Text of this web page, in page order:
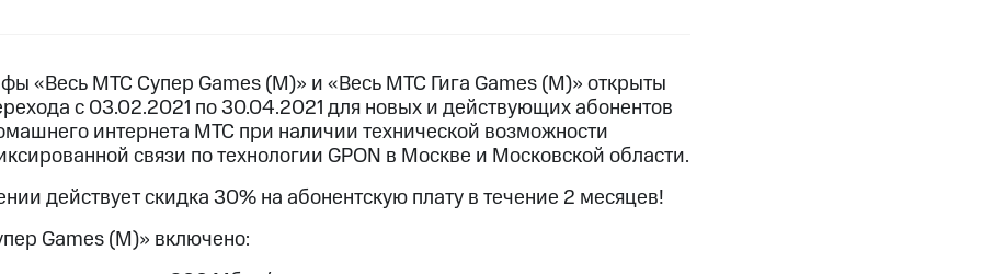
15%
МТСНастройки автоплатежаПополнить номер другого оператораОплата
картуМТС PayОплата по QR-коду за границей
ГудокМой МТС Все приложенияИнвестиции
«Весь МТС Супер Games (М)» и «Весь МТС Гига Games (М)» открыты
с 03.02.2021 по 30.04.2021 для новых и действующих абонентов
интернета МТС при наличии технической возможности
связи по технологии GPON в Москве и Московской области.
действует скидка 30% на абонентскую плату в течение 2 месяцев!
Games (М)» включено: